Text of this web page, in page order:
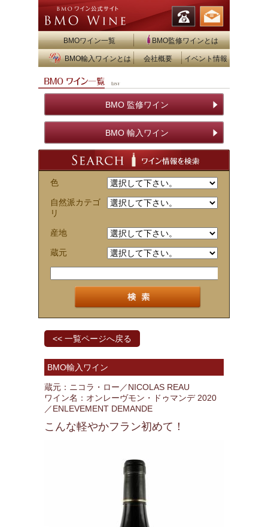
BMOワイン一覧 BMO監修ワインとは
BMO輸入ワインとは 会社概要 イベント情報
BMO 監修ワイン
BMO 輸入ワイン
色
自然派カテゴ
リ
産地
蔵元
<< 一覧ページへ戻る
BMO輸入ワイン
蔵元：ニコラ・ロー／NICOLAS REAU
ワイン名：オンレーヴモン・ドゥマンデ 2020
／ENLEVEMENT DEMANDE
こんな軽やかフラン初めて！